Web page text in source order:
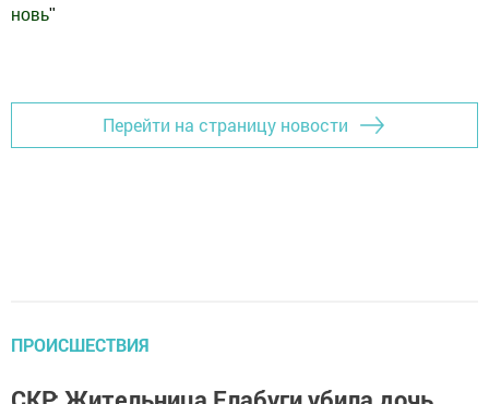
новь"
Перейти на страницу новости
ПРОИСШЕСТВИЯ